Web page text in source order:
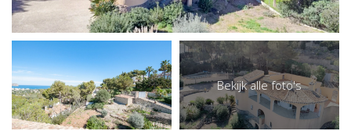
Bekijk alle foto's